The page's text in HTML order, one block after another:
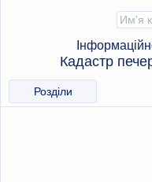
Кадастр
Розділи